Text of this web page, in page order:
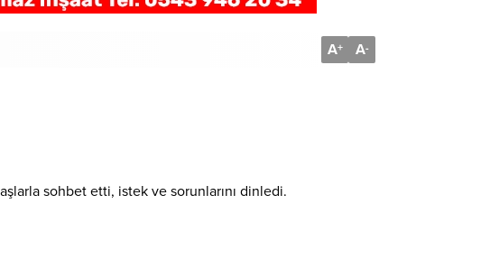
A+ A-
sohbet etti, istek ve sorunlarını dinledi.